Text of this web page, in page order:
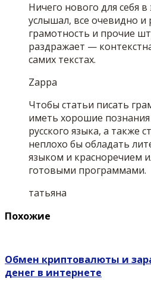
Ничего нового для себя
услышал, все очевидно и
грамотность и прочие
раздражает —
самих текстах.
Zappa
Чтобы статьи писать
иметь хорошие познания
русского языка, а также
неплохо бы обладать
языком и красноречием
готовыми программами.
татьяна
Похожие
Обмен криптовалюты и
денег в интернете